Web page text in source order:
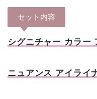
セット内容
シグニチャー カラー
ニュアンス アイライ